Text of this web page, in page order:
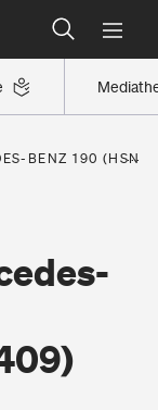
BENZ 190 (HSN: